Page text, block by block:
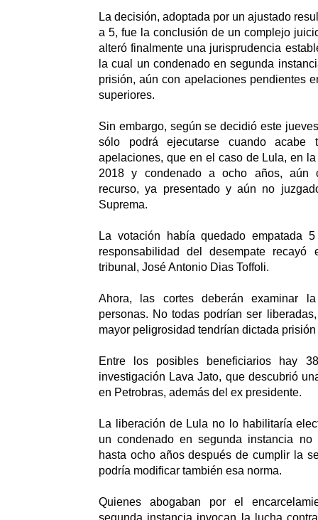
La decisión, adoptada por un ajustado
a 5, fue la conclusión de un complejo
alteró finalmente una jurisprudencia
la cual un condenado en segunda
prisión, aún con apelaciones pendientes
superiores.
Sin embargo, según se decidió este
sólo podrá ejecutarse cuando acabe
apelaciones, que en el caso de Lula, en
2018 y condenado a ocho años, aún
recurso, ya presentado y aún no
Suprema.
La votación había quedado
responsabilidad del desempate
tribunal, José Antonio Dias Toffoli.
Ahora, las cortes deberán examinar
personas. No todas podrían ser
mayor peligrosidad tendrían dictada
Entre los posibles beneficiarios hay
investigación Lava Jato, que descubrió
en Petrobras, además del ex presidente.
La liberación de Lula no lo habilitaría
un condenado en segunda instancia no
hasta ocho años después de cumplir la
podría modificar también esa norma.
Quienes abogaban por el